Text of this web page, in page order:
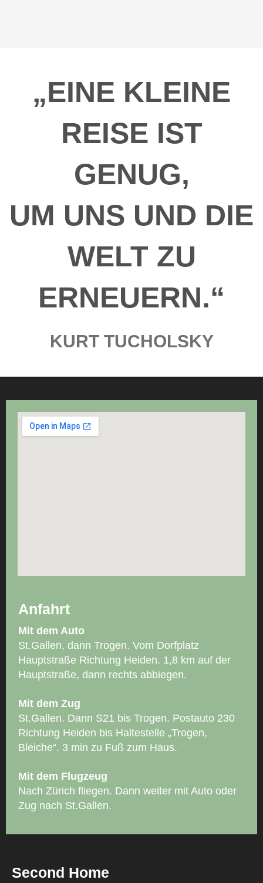
„EINE KLEINE
REISE IST
GENUG,
UM UNS UND DIE
WELT ZU
ERNEUERN.“
KURT TUCHOLSKY
Anfahrt
Mit dem Auto
St.Gallen, dann Trogen. Vom Dorfplatz
Hauptstraße Richtung Heiden. 1,8 km auf der
Hauptstraße, dann rechts abbiegen.
Mit dem Zug
St.Gallen. Dann S21 bis Trogen. Postauto 230
Richtung Heiden bis Haltestelle „Trogen,
Bleiche“. 3 min zu Fuß zum Haus.
Mit dem Flugzeug
Nach Zürich fliegen. Dann weiter mit Auto oder
Zug nach St.Gallen.
Second Home